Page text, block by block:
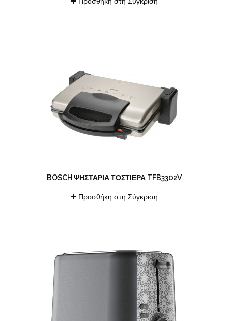
BOSCH ΨΗΣΤΑΡΙΆ ΤΟΣΤΙΈΡΑ TFB3302V
Προσθήκη στη Σύγκριση